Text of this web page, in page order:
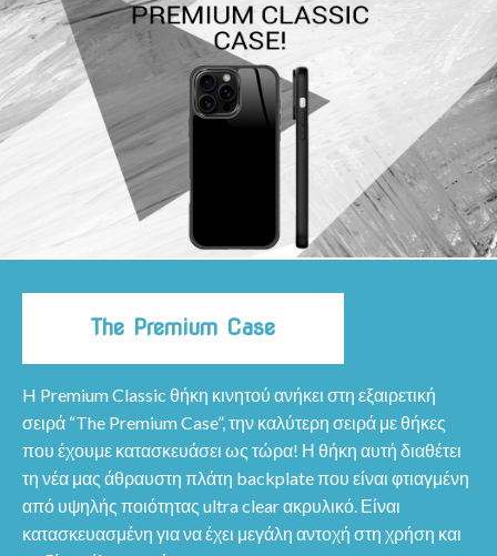
The Premium Case
H Premium Classic θήκη κινητού ανήκει στη εξαιρετική
σειρά “The Premium Case”, την καλύτερη σειρά με θήκες
που έχουμε κατασκευάσει ως τώρα! Η θήκη αυτή διαθέτει
τη νέα μας άθραυστη πλάτη backplate που είναι φτιαγμένη
από υψηλής ποιότητας ultra clear ακρυλικό. Είναι
κατασκευασμένη για να έχει μεγάλη αντοχή στη χρήση και